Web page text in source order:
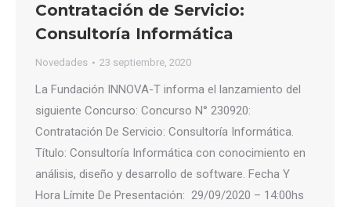
Contratación de Servicio:
Consultoría Informática
Novedades 23 septiembre, 2020
La Fundación INNOVA-T informa el lanzamiento del
siguiente Concurso: Concurso N° 230920:
Contratación De Servicio: Consultoría Informática.
Título: Consultoría Informática con conocimiento en
análisis, diseño y desarrollo de software. Fecha Y
Hora Límite De Presentación: 29/09/2020 – 14:00hs